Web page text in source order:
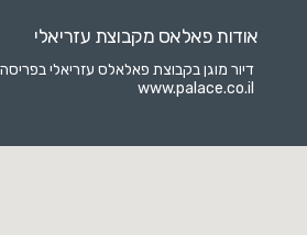
אודות פאלאס מקבוצת עזריאלי
דיור מוגן בקבוצת פאלאלס עזריאלי
www.palace.co.il